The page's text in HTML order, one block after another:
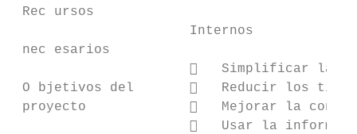
Rec ursos
Internos
nec esarios
   Simplificar la
O bjetivos del          Reducir los
proyecto                Mejorar la
   Usar la